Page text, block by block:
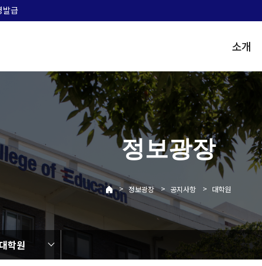
발급
소개
정보광장
> 정보광장 > 공지사항 > 대학원
대학원